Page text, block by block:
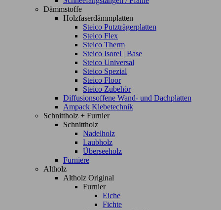
Dämmstoffe
Holzfaserdämmplatten
Steico Putzträgerplatten
Steico Flex
Steico Therm
Steico Isorel | Base
Steico Universal
Steico Spezial
Steico Floor
Steico Zubehör
Diffusionsoffene Wand- und Dachplatten
Ampack Klebetechnik
Schnittholz + Furnier
Schnittholz
Nadelholz
Laubholz
Überseeholz
Furniere
Altholz
Altholz Original
Furnier
Eiche
Fichte